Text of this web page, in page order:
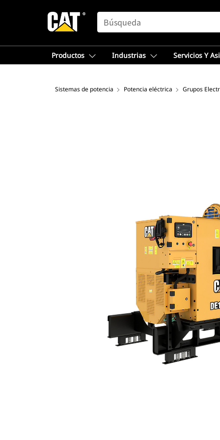
SEARCH
Productos Industrias Servicios Y
Sistemas de potencia Potencia eléctrica Grupos